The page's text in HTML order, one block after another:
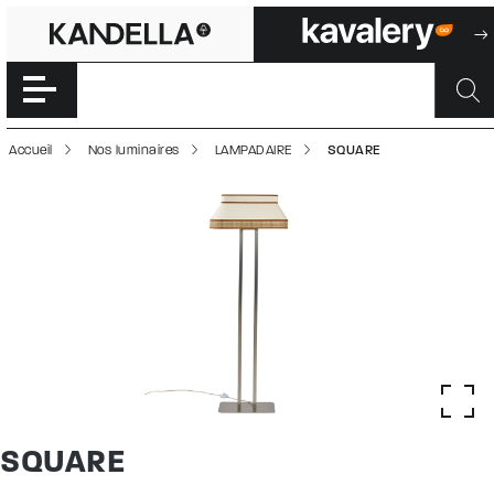
SQUARE |
Accéder directement au contenu de la page
Accueil Nos luminaires LAMPADAIRE SQUARE
SQUARE